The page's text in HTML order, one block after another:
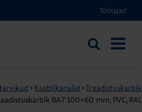
Töötajad
Otsi
> Kaablikanalid >
BA7 100×60 mm, PVC,